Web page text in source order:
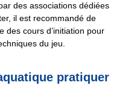
des associations dédiées
il est recommandé de
des cours d’initiation pour
du jeu.
pratiquer